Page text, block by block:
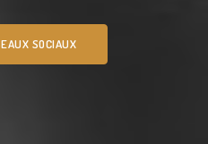
SOCIAUX